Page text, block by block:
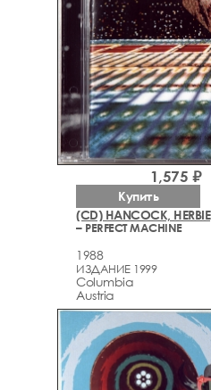
(CD) HANCOCK, HERBIE
– PERFECT MACHINE
1988
ИЗДАНИЕ 1999
Columbia
Austria
1,575 ₽
Купить